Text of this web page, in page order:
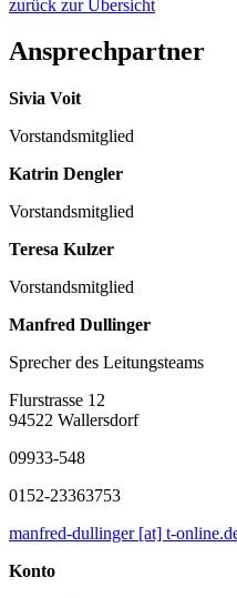
zurück zur Übersicht
Ansprechpartner
Sivia Voit
Vorstandsmitglied
Katrin Dengler
Vorstandsmitglied
Teresa Kulzer
Vorstandsmitglied
Manfred Dullinger
Sprecher des Leitungsteams
Flurstrasse 12
94522 Wallersdorf
09933-548
0152-23363753
manfred-dullinger [at] t-
Konto